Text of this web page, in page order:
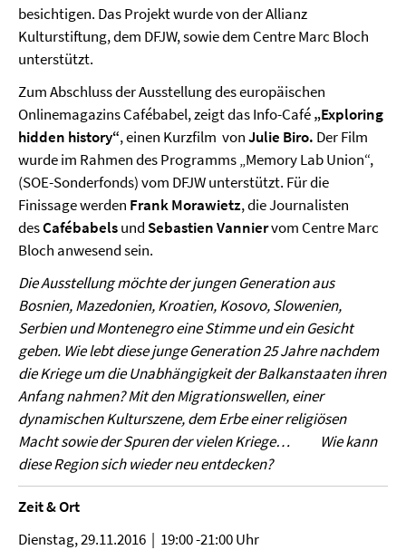
besichtigen. Das Projekt wurde von der Allianz
Kulturstiftung, dem DFJW, sowie dem Centre Marc Bloch
unterstützt.
Zum Abschluss der Ausstellung des europäischen
Onlinemagazins Cafébabel, zeigt das Info-Café„Exploring
hidden history“, einen Kurzfilm vonJulie Biro. Der Film
wurde im Rahmen des Programms „Memory Lab Union“,
(SOE-Sonderfonds) vom DFJW unterstützt. Für die
Finissage werden Frank Morawietz, die Journalisten
desCafébabelsund Sebastien Vanniervom Centre Marc
Bloch anwesend sein.
Die Ausstellung möchte der jungen Generation aus
Bosnien, Mazedonien, Kroatien, Kosovo, Slowenien,
Serbien und Montenegro eine Stimme und ein Gesicht
geben. Wie lebt diese junge Generation 25 Jahre nachdem
die Kriege um die Unabhängigkeit der Balkanstaaten ihren
Anfang nahmen? Mit den Migrationswellen, einer
dynamischen Kulturszene, dem Erbe einer religiösen
Macht sowie der Spuren der vielen Kriege… Wie kann
diese Region sich wieder neu entdecken?
Zeit &Ort
Dienstag, 29.11.2016 | 19:00 -21:00 Uhr